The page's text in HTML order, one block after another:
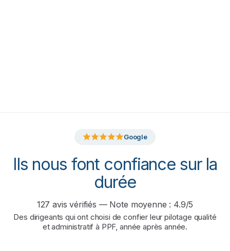
Google
Ils nous font confiance sur la
durée
127 avis vérifiés — Note moyenne : 4.9/5
Des dirigeants qui ont choisi de confier leur pilotage qualité
et administratif à PPF, année après année.